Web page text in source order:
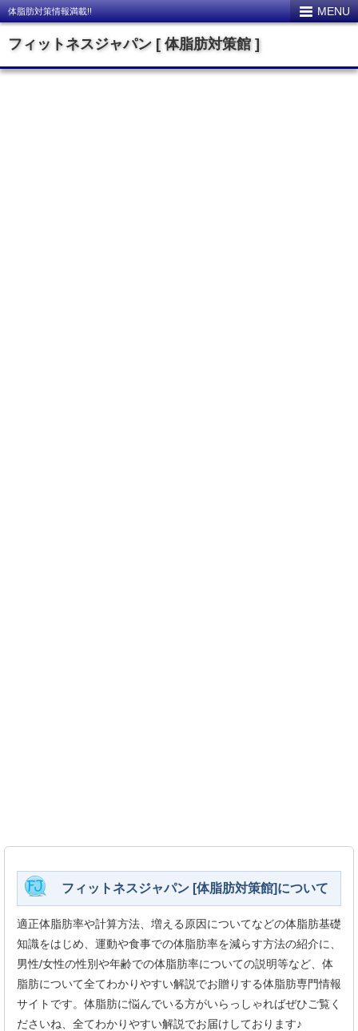
体脂肪対策情報満載!!
フィットネスジャパン [ 体脂肪対策館 ]
MENU
フィットネスジャパン [体脂肪対策館]について
適正体脂肪率や計算方法、増える原因についてなどの体脂肪基礎
知識をはじめ、運動や食事での体脂肪率を減らす方法の紹介に、
男性/女性の性別や年齢での体脂肪率についての説明等など、体
脂肪について全てわかりやすい解説でお贈りする体脂肪専門情報
サイトです。体脂肪に悩んでいる方がいらっしゃればぜひご覧く
ださいね、全てわかりやすい解説でお届けしております♪